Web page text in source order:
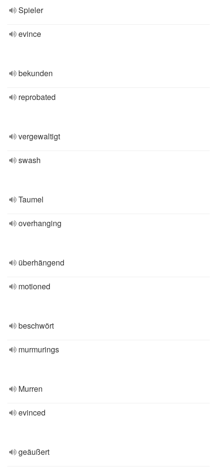
Spieler
evince
bekunden
reprobated
vergewaltigt
swash
Taumel
overhanging
überhängend
motioned
beschwört
murmurings
Murren
evinced
geäußert